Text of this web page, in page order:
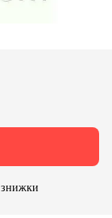
знижки